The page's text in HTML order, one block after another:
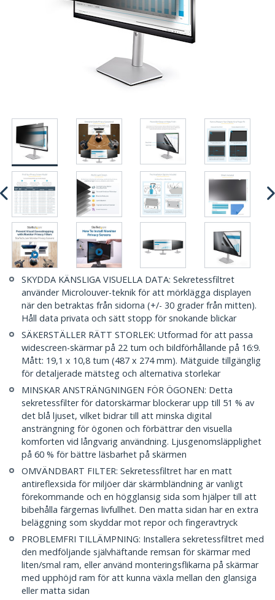
SKYDDA KÄNSLIGA VISUELLA DATA: Sekretessfiltret
använder Microlouver-teknik för att mörklägga displayen
när den betraktas från sidorna (+/- 30 grader från mitten).
Håll data privata och sätt stopp för snokande blickar
SÄKERSTÄLLER RÄTT STORLEK: Utformad för att passa
widescreen-skärmar på 22 tum och bildförhållande på 16:9.
Mått: 19,1 x 10,8 tum (487 x 274 mm). Mätguide tillgänglig
för detaljerade mätsteg och alternativa storlekar
MINSKAR ANSTRÄNGNINGEN FÖR ÖGONEN: Detta
sekretessfilter för datorskärmar blockerar upp till 51 % av
det blå ljuset, vilket bidrar till att minska digital
ansträngning för ögonen och förbättrar den visuella
komforten vid långvarig användning. Ljusgenomsläpplighet
på 60 % för bättre läsbarhet på skärmen
OMVÄNDBART FILTER: Sekretessfiltret har en matt
antireflexsida för miljöer där skärmbländning är vanligt
förekommande och en högglansig sida som hjälper till att
bibehålla färgernas livfullhet. Den matta sidan har en extra
beläggning som skyddar mot repor och fingeravtryck
PROBLEMFRI TILLÄMPNING: Installera sekretessfiltret med
den medföljande självhäftande remsan för skärmar med
liten/smal ram, eller använd monteringsflikarna på skärmar
med upphöjd ram för att kunna växla mellan den glansiga
eller matta sidan